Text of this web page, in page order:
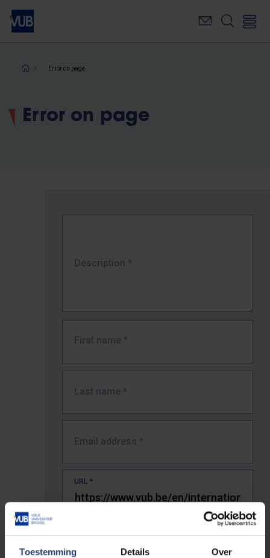
Toestemming Details Over
Skip
main
Breadcrumb
Error on page
Error on page
Description *
First name *
Last name *
Email address *
URL *
The full URL of the page where you encountered the error.